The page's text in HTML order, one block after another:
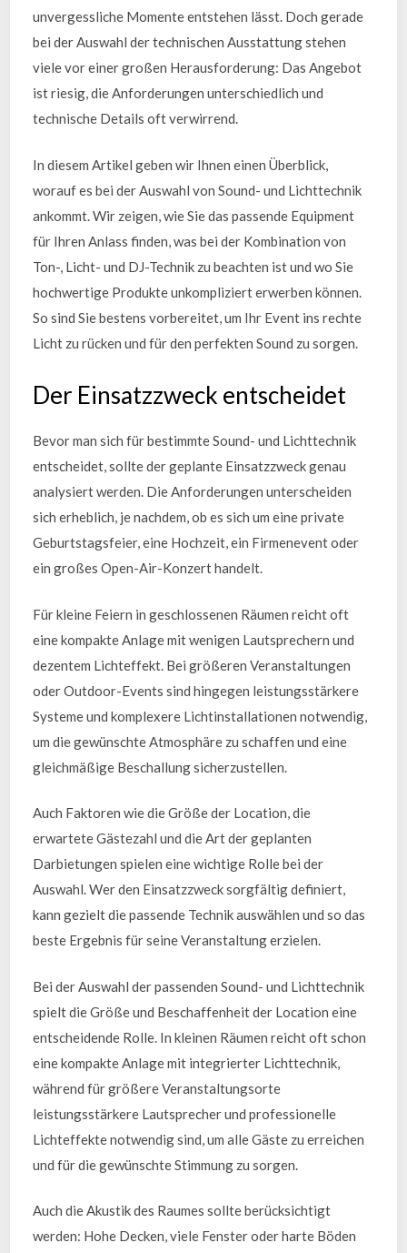
unvergessliche Momente entstehen lässt. Doch gerade
bei der Auswahl der technischen Ausstattung stehen
viele vor einer großen Herausforderung: Das Angebot
ist riesig, die Anforderungen unterschiedlich und
technische Details oft verwirrend.
In diesem Artikel geben wir Ihnen einen Überblick,
worauf es bei der Auswahl von Sound- und Lichttechnik
ankommt. Wir zeigen, wie Sie das passende Equipment
für Ihren Anlass finden, was bei der Kombination von
Ton-, Licht- und DJ-Technik zu beachten ist und wo Sie
hochwertige Produkte unkompliziert erwerben können.
So sind Sie bestens vorbereitet, um Ihr Event ins rechte
Licht zu rücken und für den perfekten Sound zu sorgen.
Der Einsatzzweck entscheidet
Bevor man sich für bestimmte Sound- und Lichttechnik
entscheidet, sollte der geplante Einsatzzweck genau
analysiert werden. Die Anforderungen unterscheiden
sich erheblich, je nachdem, ob es sich um eine private
Geburtstagsfeier, eine Hochzeit, ein Firmenevent oder
ein großes Open-Air-Konzert handelt.
Für kleine Feiern in geschlossenen Räumen reicht oft
eine kompakte Anlage mit wenigen Lautsprechern und
dezentem Lichteffekt. Bei größeren Veranstaltungen
oder Outdoor-Events sind hingegen leistungsstärkere
Systeme und komplexere Lichtinstallationen notwendig,
um die gewünschte Atmosphäre zu schaffen und eine
gleichmäßige Beschallung sicherzustellen.
Auch Faktoren wie die Größe der Location, die
erwartete Gästezahl und die Art der geplanten
Darbietungen spielen eine wichtige Rolle bei der
Auswahl. Wer den Einsatzzweck sorgfältig definiert,
kann gezielt die passende Technik auswählen und so das
beste Ergebnis für seine Veranstaltung erzielen.
Bei der Auswahl der passenden Sound- und Lichttechnik
spielt die Größe und Beschaffenheit der Location eine
entscheidende Rolle. In kleinen Räumen reicht oft schon
eine kompakte Anlage mit integrierter Lichttechnik,
während für größere Veranstaltungsorte
leistungsstärkere Lautsprecher und professionelle
Lichteffekte notwendig sind, um alle Gäste zu erreichen
und für die gewünschte Stimmung zu sorgen.
Auch die Akustik des Raumes sollte berücksichtigt
werden: Hohe Decken, viele Fenster oder harte Böden